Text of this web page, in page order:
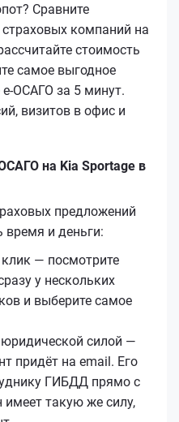
Сравните
компаний на
стоимость
самое выгодное
за 5 минут.
визитов в офис и
на Kia Sportage в
предложений
и деньги:
— посмотрите
у нескольких
и выберите самое
силой —
придёт на email. Его
ГИБДД прямо с
такую же силу,